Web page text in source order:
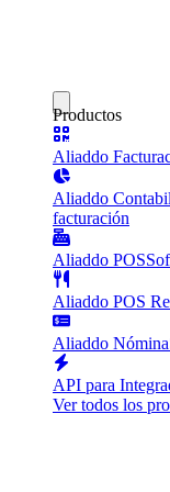
Productos
Aliaddo
Aliaddo
facturación
Aliaddo POS
Aliaddo POS
Aliaddo Nómina
API para
Ver todos los